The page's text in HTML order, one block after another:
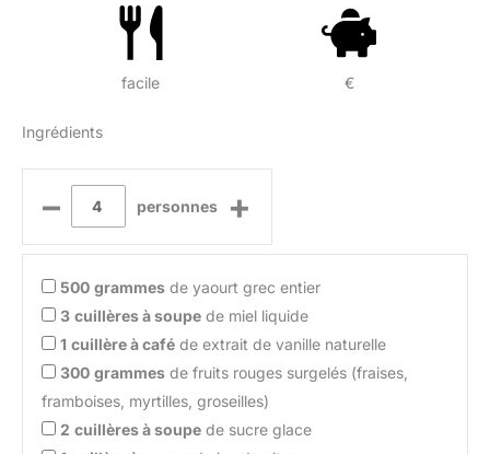
facile €
Ingrédients
– personnes +
500 grammes de yaourt grec entier
3 cuillères à soupe de miel liquide
1 cuillère à café de extrait de vanille naturelle
300 grammes de fruits rouges surgelés (fraises,
framboises, myrtilles, groseilles)
2 cuillères à soupe de sucre glace